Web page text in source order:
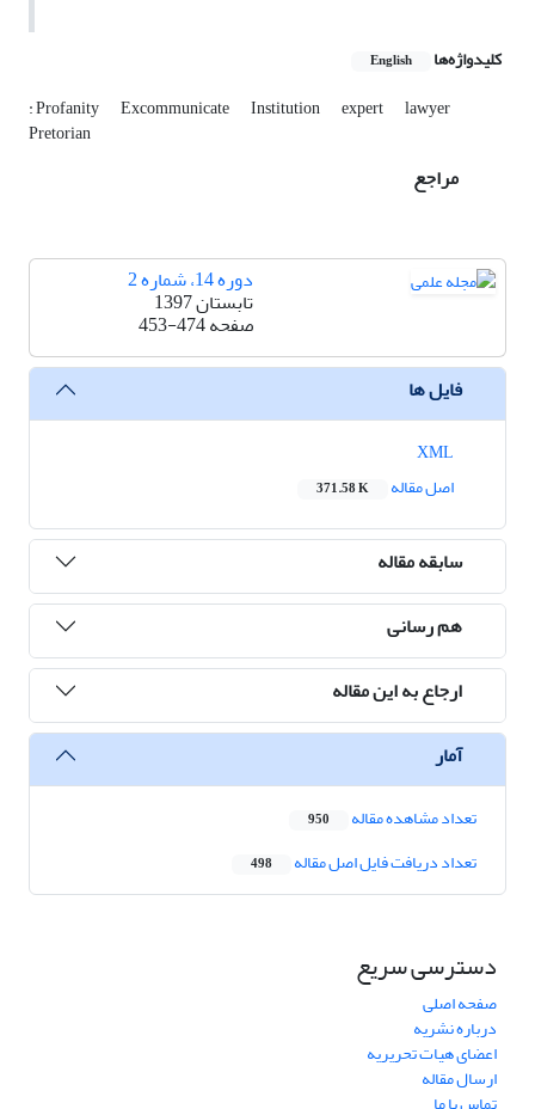
کلیدواژه‌ها English
: Profanity Excommunicate Institution expert lawyer
Pretorian
مراجع
دوره 14، شماره 2
تابستان 1397
صفحه453-474
فایل ها
اصل مقاله
371.58 K
سابقه مقاله
هم رسانی
ارجاع به این مقاله
آمار
تعداد مشاهده مقاله 950
تعداد دریافت فایل اصل مقاله 498
دسترسی سریع
صفحه اصلی
درباره نشریه
اعضای هیات تحریریه
ارسال مقاله